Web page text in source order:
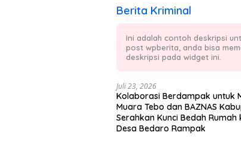
Berita Kriminal
Ini adalah contoh deskripsi
post wpberita, anda bisa
deskripsi pada widget ini.
Juli 23, 2026
Kolaborasi Berdampak untuk
Muara Tebo dan BAZNAS
Serahkan Kunci Bedah
Desa Bedaro Rampak